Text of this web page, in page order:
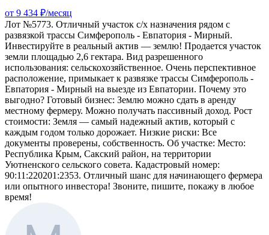
от 9 434 ₽/месяц
Лот №5773. Отличный участок с/х назначения рядом с
развязкой трассы Симферополь - Евпатория - Мирный.
Инвестируйте в реальный актив — землю! Продается участок
земли площадью 2,6 гектара. Вид разрешенного
использования: сельскохозяйственное. Очень перспективное
расположение, примыкает к развязке трассы Симферополь -
Евпатория - Мирный на выезде из Евпатории. Почему это
выгодно? Готовый бизнес: Землю можно сдать в аренду
местному фермеру. Можно получать пассивный доход. Рост
стоимости: Земля — самый надежный актив, который с
каждым годом только дорожает. Низкие риски: Все
документы проверены, собственность. Об участке: Место:
Республика Крым, Сакский район, на территории
Уютненского сельского совета. Кадастровый номер:
90:11:220201:2353. Отличный шанс для начинающего фермера
или опытного инвестора! Звоните, пишите, покажу в любое
время!